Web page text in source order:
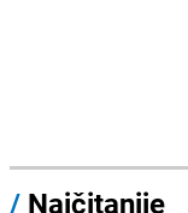
/ Najčitanije